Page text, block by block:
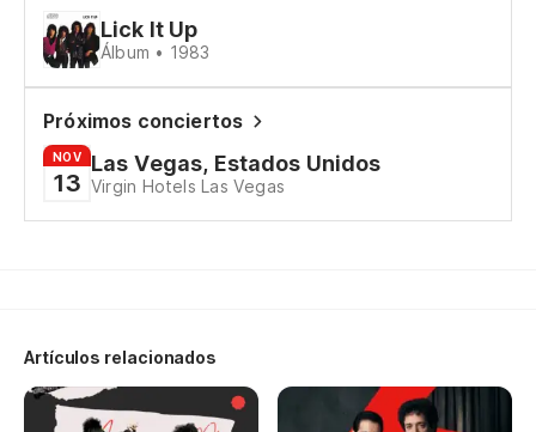
Lick It Up
Álbum • 1983
Próximos conciertos
NOV
13
Las Vegas, Estados Unidos
Virgin Hotels Las Vegas
Artículos relacionados